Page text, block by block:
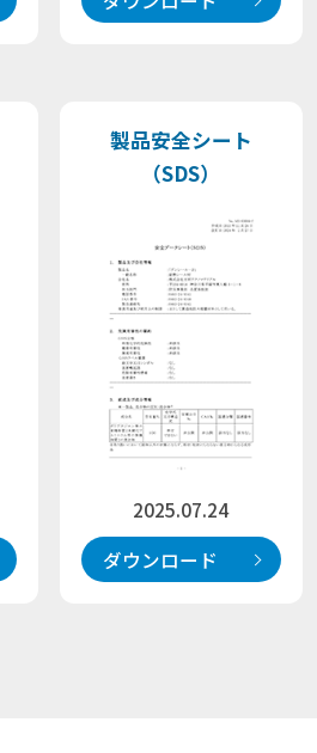
製品安全シート
（SDS）
2025.07.24
ダウンロード